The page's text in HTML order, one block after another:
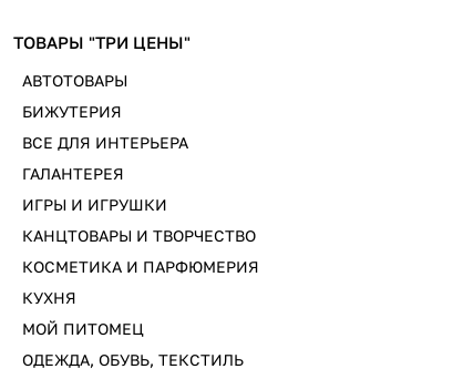
ТОВАРЫ "ТРИ ЦЕНЫ"
АВТОТОВАРЫ
БИЖУТЕРИЯ
ВСЕ ДЛЯ ИНТЕРЬЕРА
ГАЛАНТЕРЕЯ
ИГРЫ И ИГРУШКИ
КАНЦТОВАРЫ И ТВОРЧЕСТВО
КОСМЕТИКА И ПАРФЮМЕРИЯ
КУХНЯ
МОЙ ПИТОМЕЦ
ОДЕЖДА, ОБУВЬ, ТЕКСТИЛЬ